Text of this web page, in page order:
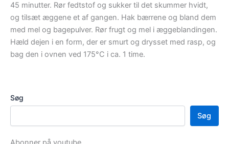
45 minutter. Rør fedtstof og sukker til det skummer hvidt,
og tilsæt æggene et af gangen. Hak bærrene og bland dem
med mel og bagepulver. Rør frugt og mel i æggeblandingen.
Hæld dejen i en form, der er smurt og drysset med rasp, og
bag den i ovnen ved 175°C i ca. 1 time.
Søg
Søg